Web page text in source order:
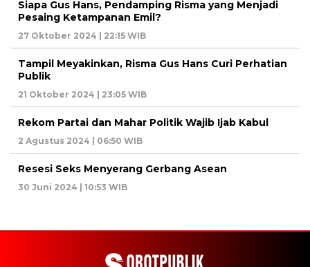
Siapa Gus Hans, Pendamping Risma yang Menjadi
Pesaing Ketampanan Emil?
27 Oktober 2024 | 22:15 WIB
Tampil Meyakinkan, Risma Gus Hans Curi Perhatian
Publik
21 Oktober 2024 | 23:05 WIB
Rekom Partai dan Mahar Politik Wajib Ijab Kabul
2 Agustus 2024 | 06:50 WIB
Resesi Seks Menyerang Gerbang Asean
30 Juni 2024 | 10:53 WIB